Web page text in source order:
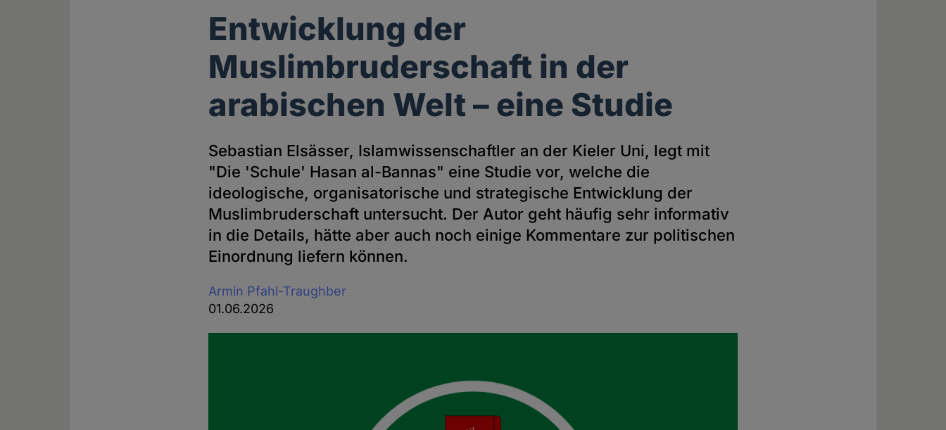
Entwicklung der
Muslimbruderschaft in der
arabischen Welt – eine Studie
Sebastian Elsässer, Islamwissenschaftler an der Kieler Uni, legt mit
"Die 'Schule' Hasan al-Bannas" eine Studie vor, welche die
ideologische, organisatorische und strategische Entwicklung der
Muslimbruderschaft untersucht. Der Autor geht häufig sehr informativ
in die Details, hätte aber auch noch einige Kommentare zur politischen
Einordnung liefern können.
Armin Pfahl-Traughber
01.06.2026